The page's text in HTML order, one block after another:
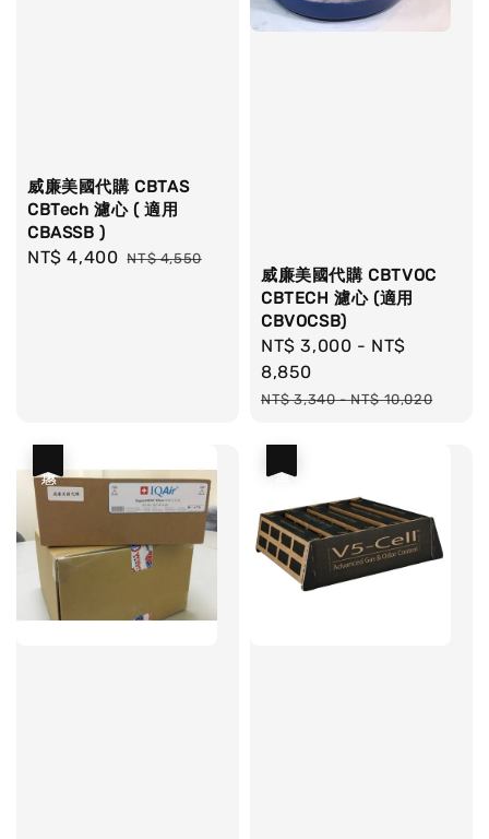
威廉美國代購 CBTAS
CBTech 濾心 ( 適用
CBASSB )
Sale
NT$ 4,400 Regular
NT$ 4,550
威廉美國代購 CBTVOC
CBTECH 濾心 (適用
CBVOCSB)
Sale
price
NT$ 3,000 - NT$
8,850
Regular
NT$ 3,340-NT$ 10,020